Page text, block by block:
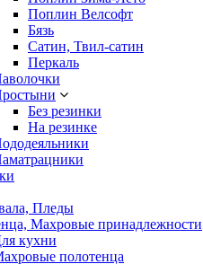
Поплин Велсофт
Бязь
Сатин, Твил-сатин
Перкаль
Без резинки
На резинке
Пледы
Махровые принадлежности
кухни
полотенца